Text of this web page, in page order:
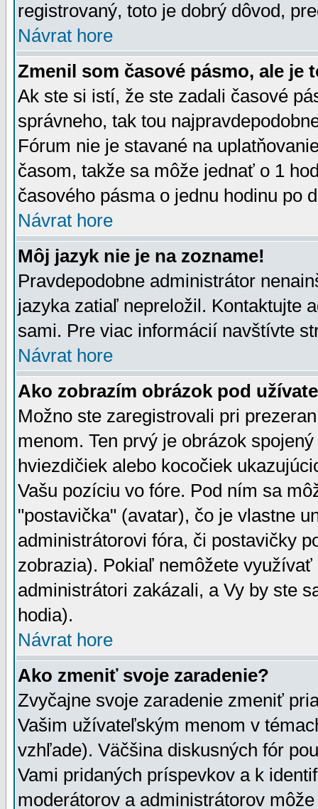
registrovaný, toto je dobrý dôvod,
Návrat hore
Zmenil som časové pásmo, ale je
Ak ste si istí, že ste zadali časové
správneho, tak tou
Fórum nie je stavané na
časom, takže sa môže jednať o 1
časového pásma o jednu hodinu po
Návrat hore
Môj jazyk nie je na zozname!
Pravdepodobne administrátor
jazyka zatiaľ nepreložil. Kontaktujte
sami. Pre viac informácií navštívte
Návrat hore
Ako zobrazím obrázok pod
Možno ste zaregistrovali pri
menom. Ten prvý je obrázok
hviezdičiek alebo kocočiek
Vašu pozíciu vo fóre. Pod ním sa
"postavička" (avatar), čo je vlastne
administrátorovi fóra, či postavičky
zobrazia). Pokiaľ nemôžete
administrátori zakázali, a Vy by ste
hodia).
Návrat hore
Ako zmeniť svoje zaradenie?
Zvyčajne svoje zaradenie zmeniť
Vašim užívateľským menom v
vzhľade). Väčšina diskusných fór
Vami pridaných príspevkov a k
moderátorov a administrátorov